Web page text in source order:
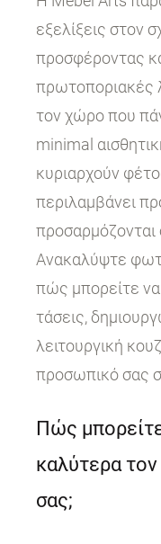
εξελίξεις στον
προσφέροντας
πρωτοποριακές
τον χώρο που
minimal
κυριαρχούν
περιλαμβάνει
προσαρμόζονται
Ανακαλύψτε
πώς μπορείτε
τάσεις,
λειτουργική
προσωπικό σας
Πώς
καλύτερα
σας;